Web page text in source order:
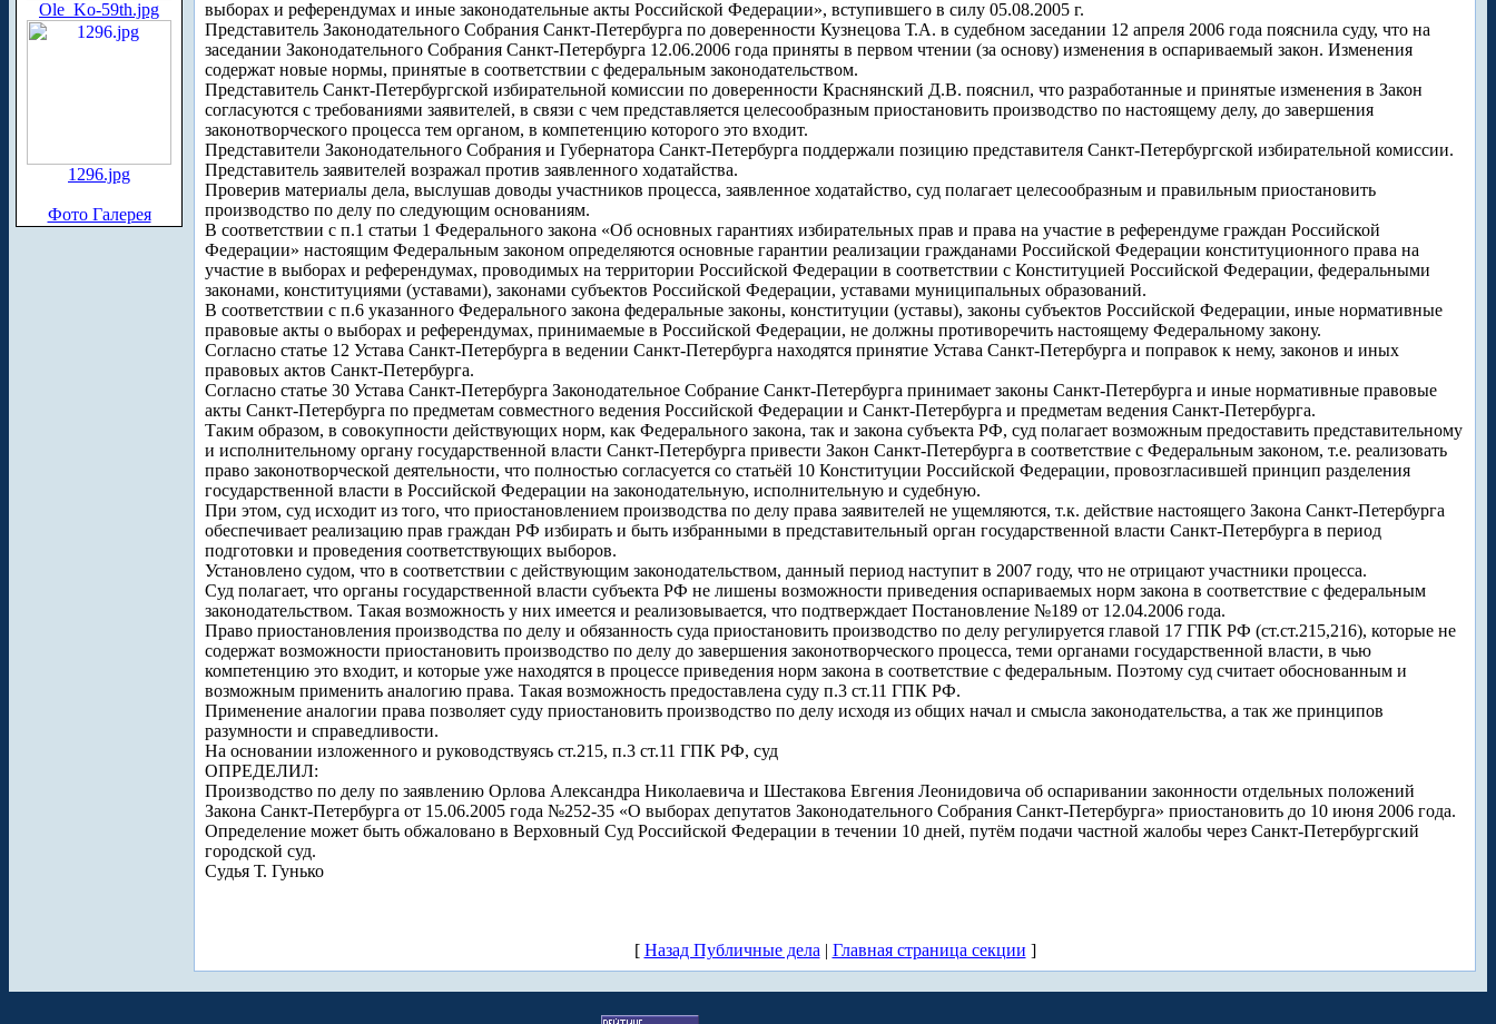
Ole_Ko-59th.jpg
1296.jpg
Фото Галерея
выборах и референдумах и иные законодательные акты Российской Федерации», вступившего в силу 05.08.2005 г.
Представитель Законодательного Собрания Санкт-Петербурга по доверенности Кузнецова Т.А. в судебном заседании 12 апреля 2006 года пояснила суду, что на
заседании Законодательного Собрания Санкт-Петербурга 12.06.2006 года приняты в первом чтении (за основу) изменения в оспариваемый закон. Изменения
содержат новые нормы, принятые в соответствии с федеральным законодательством.
Представитель Санкт-Петербургской избирательной комиссии по доверенности Краснянский Д.В. пояснил, что разработанные и принятые изменения в Закон
согласуются с требованиями заявителей, в связи с чем представляется целесообразным приостановить производство по настоящему делу, до завершения
законотворческого процесса тем органом, в компетенцию которого это входит.
Представители Законодательного Собрания и Губернатора Санкт-Петербурга поддержали позицию представителя Санкт-Петербургской избирательной комиссии.
Представитель заявителей возражал против заявленного ходатайства.
Проверив материалы дела, выслушав доводы участников процесса, заявленное ходатайство, суд полагает целесообразным и правильным приостановить
производство по делу по следующим основаниям.
В соответствии с п.1 статьи 1 Федерального закона «Об основных гарантиях избирательных прав и права на участие в референдуме граждан Российской
Федерации» настоящим Федеральным законом определяются основные гарантии реализации гражданами Российской Федерации конституционного права на
участие в выборах и референдумах, проводимых на территории Российской Федерации в соответствии с Конституцией Российской Федерации, федеральными
законами, конституциями (уставами), законами субъектов Российской Федерации, уставами муниципальных образований.
В соответствии с п.6 указанного Федерального закона федеральные законы, конституции (уставы), законы субъектов Российской Федерации, иные нормативные
правовые акты о выборах и референдумах, принимаемые в Российской Федерации, не должны противоречить настоящему Федеральному закону.
Согласно статье 12 Устава Санкт-Петербурга в ведении Санкт-Петербурга находятся принятие Устава Санкт-Петербурга и поправок к нему, законов и иных
правовых актов Санкт-Петербурга.
Согласно статье 30 Устава Санкт-Петербурга Законодательное Собрание Санкт-Петербурга принимает законы Санкт-Петербурга и иные нормативные правовые
акты Санкт-Петербурга по предметам совместного ведения Российской Федерации и Санкт-Петербурга и предметам ведения Санкт-Петербурга.
Таким образом, в совокупности действующих норм, как Федерального закона, так и закона субъекта РФ, суд полагает возможным предоставить представительному
и исполнительному органу государственной власти Санкт-Петербурга привести Закон Санкт-Петербурга в соответствие с Федеральным законом, т.е. реализовать
право законотворческой деятельности, что полностью согласуется со статьёй 10 Конституции Российской Федерации, провозгласившей принцип разделения
государственной власти в Российской Федерации на законодательную, исполнительную и судебную.
При этом, суд исходит из того, что приостановлением производства по делу права заявителей не ущемляются, т.к. действие настоящего Закона Санкт-Петербурга
обеспечивает реализацию прав граждан РФ избирать и быть избранными в представительный орган государственной власти Санкт-Петербурга в период
подготовки и проведения соответствующих выборов.
Установлено судом, что в соответствии с действующим законодательством, данный период наступит в 2007 году, что не отрицают участники процесса.
Суд полагает, что органы государственной власти субъекта РФ не лишены возможности приведения оспариваемых норм закона в соответствие с федеральным
законодательством. Такая возможность у них имеется и реализовывается, что подтверждает Постановление №189 от 12.04.2006 года.
Право приостановления производства по делу и обязанность суда приостановить производство по делу регулируется главой 17 ГПК РФ (ст.ст.215,216), которые не
содержат возможности приостановить производство по делу до завершения законотворческого процесса, теми органами государственной власти, в чью
компетенцию это входит, и которые уже находятся в процессе приведения норм закона в соответствие с федеральным. Поэтому суд считает обоснованным и
возможным применить аналогию права. Такая возможность предоставлена суду п.3 ст.11 ГПК РФ.
Применение аналогии права позволяет суду приостановить производство по делу исходя из общих начал и смысла законодательства, а так же принципов
разумности и справедливости.
На основании изложенного и руководствуясь ст.215, п.3 ст.11 ГПК РФ, суд
ОПРЕДЕЛИЛ:
Производство по делу по заявлению Орлова Александра Николаевича и Шестакова Евгения Леонидовича об оспаривании законности отдельных положений
Закона Санкт-Петербурга от 15.06.2005 года №252-35 «О выборах депутатов Законодательного Собрания Санкт-Петербурга» приостановить до 10 июня 2006 года.
Определение может быть обжаловано в Верховный Суд Российской Федерации в течении 10 дней, путём подачи частной жалобы через Санкт-Петербургский
городской суд.
Судья Т. Гунько
[ Назад Публичные дела | Главная страница секции ]